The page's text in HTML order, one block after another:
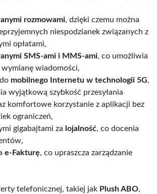
rozmowami, dzięki czemu można
niespodzianek związanych z
opłatami,
SMS-ami i MMS-ami, co umożliwia
wiadomości,
mobilnego Internetu w technologii 5G,
wyjątkową szybkość przesyłania
komfortowe korzystanie z aplikacji bez
ograniczeń,
gigabajtami za lojalność, co docenia
e-Fakturę, co upraszcza zarządzanie
telefonicznej, takiej jak Plush ABO,